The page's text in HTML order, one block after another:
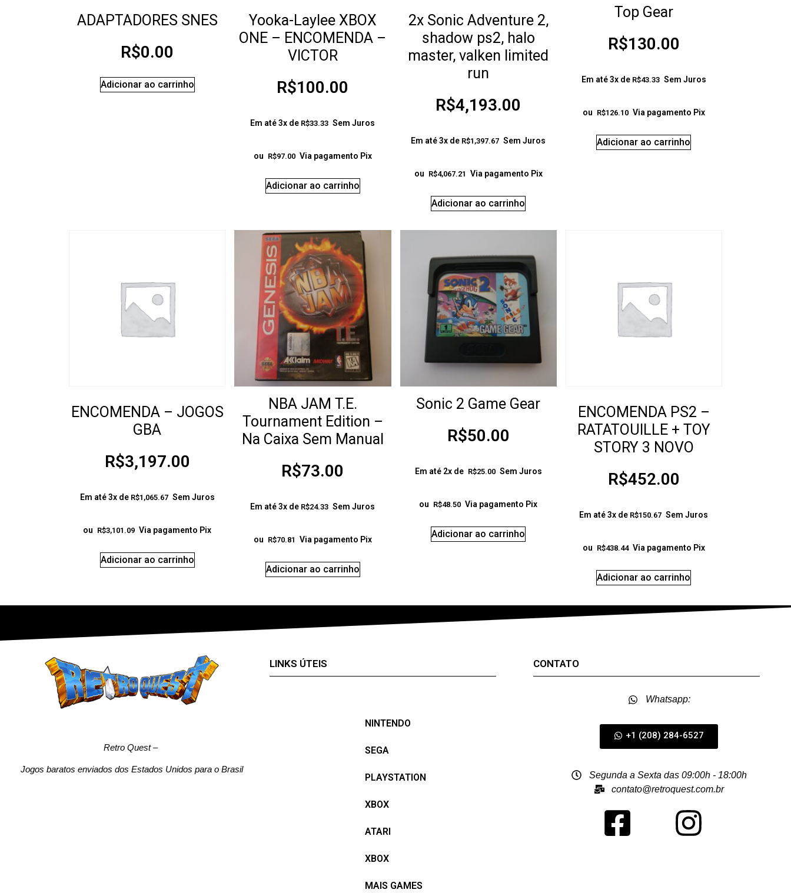
ADAPTADORES SNES
R$0.00
Adicionar ao carrinho
Yooka-Laylee XBOX
ONE – ENCOMENDA –
VICTOR
R$100.00
Em até 3x de R$33.33 Sem Juros
ou R$97.00 Via pagamento Pix
Adicionar ao carrinho
2x Sonic Adventure 2,
shadow ps2, halo
master, valken limited
run
R$4,193.00
Em até 3x de R$1,397.67 Sem Juros
ou R$4,067.21 Via pagamento Pix
Adicionar ao carrinho
Top Gear
R$130.00
Em até 3x de R$43.33 Sem Juros
ou R$126.10 Via pagamento Pix
Adicionar ao carrinho
ENCOMENDA – JOGOS
GBA
R$3,197.00
Em até 3x de R$1,065.67 Sem Juros
ou R$3,101.09 Via pagamento Pix
Adicionar ao carrinho
NBA JAM T.E.
Tournament Edition –
Na Caixa Sem Manual
R$73.00
Em até 3x de R$24.33 Sem Juros
ou R$70.81 Via pagamento Pix
Adicionar ao carrinho
Sonic 2 Game Gear
R$50.00
Em até 2x de R$25.00 Sem Juros
ou R$48.50 Via pagamento Pix
Adicionar ao carrinho
ENCOMENDA PS2 –
RATATOUILLE + TOY
STORY 3 NOVO
R$452.00
Em até 3x de R$150.67 Sem Juros
ou R$438.44 Via pagamento Pix
Adicionar ao carrinho
Retro Quest–
Jogos baratos enviados dos Estados Unidos para o Brasil
LINKS ÚTEIS
NINTENDO
SEGA
PLAYSTATION
XBOX
ATARI
XBOX
MAIS GAMES
CONTATO
Whatsapp:
+1 (208) 284-6527
Segunda a Sexta das 09:00h - 18:00h
contato@retroquest.com.br